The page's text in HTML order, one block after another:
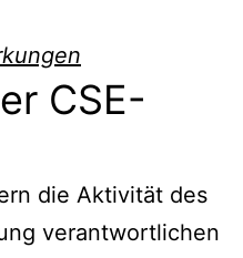
CSE-
die Aktivität des
verantwortlichen